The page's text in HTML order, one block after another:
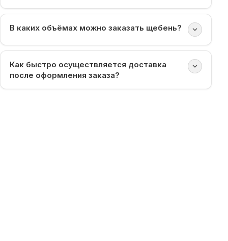
В каких объёмах можно заказать щебень?
Как быстро осуществляется доставка
после оформления заказа?